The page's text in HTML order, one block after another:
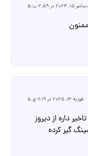
15, 2024 در 2:59 ب.ظ
فوریه 14, 2025 در 11:19 ق.ظ
داره از دیروز
گیر کرده